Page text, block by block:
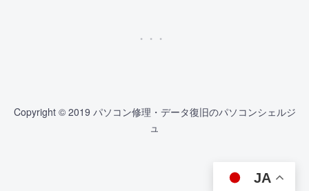
Copyright © 2019 パソコン修理・データ復旧のパソコンシェルジ
ュ
JA